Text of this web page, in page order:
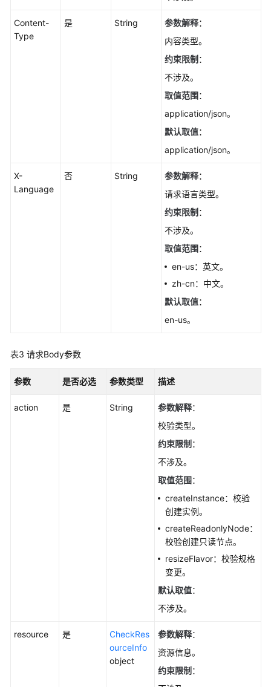
数
创
库
例-
点-
CreateGaussMySqlReadonlyNode
Content-
Type
是 String 参数解释：
内容类型。
约束限制 ：
不涉及。
取值范围：
application/json。
默认取值：
application/json。
X-
Language
否 String 参数解释：
请求语言类型。
约束限制 ：
不涉及。
取值范围：
en-us：英文。
zh-cn：中文。
默认取值：
en-us。
表3 请求Body参数
参数 是否必选 参数类型 描述
action 是 String 参数解释：
校验类型。
约束限制 ：
不涉及。
取值范围：
createInstance：校验
创建实例。
createReadonlyNode：
校验创建只读节点。
resizeFlavor：校验规格
变更。
默认取值：
不涉及。
resource 是
CheckRes
ourceInfo
object
参数解释：
资源信息。
约束限制 ：